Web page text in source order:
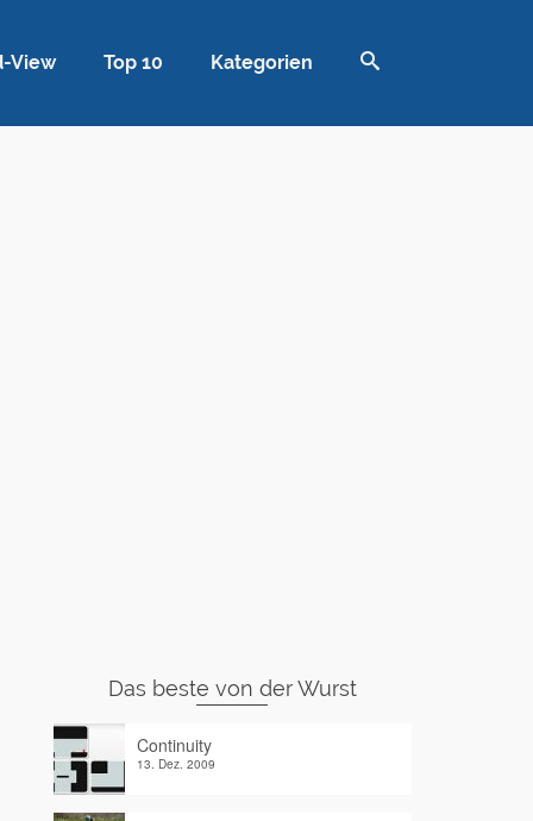
View Top 10 Kategorien
Das beste von der Wurst
Continuity
13. Dez. 2009